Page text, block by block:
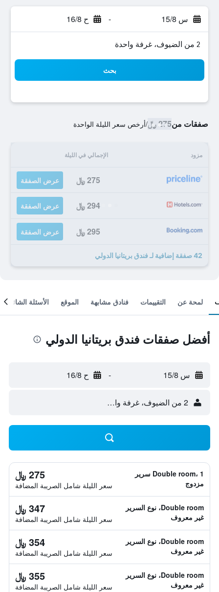
س 15/8 - ح 16/8
2 من الضيوف، غرفة واحدة
بحث
صفقات من275 ﷼ /أرخص سعر الليلة الواحدة
مزود الإجمالي في الليلة
275 ﷼ عرض الصفقة
294 ﷼ عرض الصفقة
295 ﷼ عرض الصفقة
42 صفقة إضافية لـ فندق بريتانيا الدولي
لمحة عن التقييمات فنادق مشابهة الموقع الأسئلة الشائعة
أفضل صفقات فندق بريتانيا الدولي
س 15/8 - ح 16/8
2 من الضيوف، غرفة واحدة
Double room، 1 سرير
مزدوج
275 ﷼
سعر الليلة شامل الصريبة المضافة
Double room، نوع السرير
غير معروف
347 ﷼
سعر الليلة شامل الصريبة المضافة
Double room، نوع السرير
غير معروف
354 ﷼
سعر الليلة شامل الصريبة المضافة
Double room، نوع السرير
غير معروف
355 ﷼
سعر الليلة شامل الصريبة المضافة